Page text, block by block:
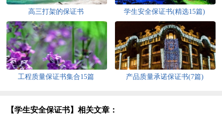
高三打架的保证书 学生安全保证书(精选15篇)
工程质量保证书集合15篇 产品质量承诺保证书(7篇)
【学生安全保证书】相关文章：